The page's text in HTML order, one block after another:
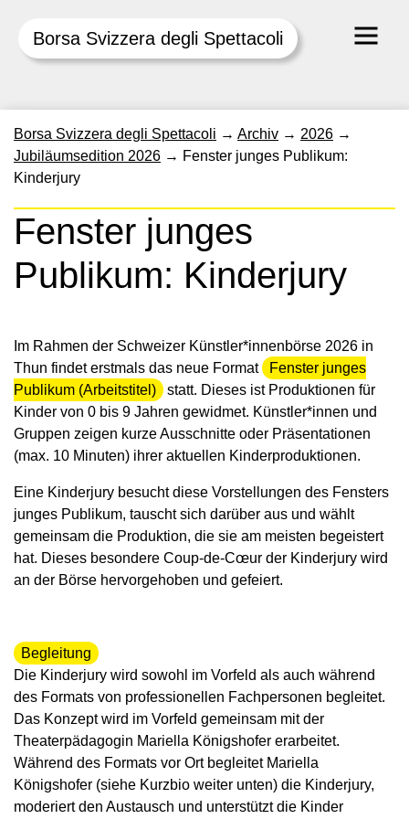
Borsa Svizzera degli Spettacoli
content
Borsa Svizzera degli Spettacoli → Archiv → 2026 →
Jubiläumsedition 2026 → Fenster junges Publikum:
Kinderjury
Fenster junges
Publikum: Kinderjury
Im Rahmen der Schweizer Künstler*innenbörse 2026 in
Thun findet erstmals das neue Format
Fenster junges
Publikum (Arbeitstitel)
statt. Dieses ist Produktionen für
Kinder von 0 bis 9 Jahren gewidmet. Künstler*innen und
Gruppen zeigen kurze Ausschnitte oder Präsentationen
(max. 10 Minuten) ihrer aktuellen Kinderproduktionen.
Eine Kinderjury besucht diese Vorstellungen des Fensters
junges Publikum, tauscht sich darüber aus und wählt
gemeinsam die Produktion, die sie am meisten begeistert
hat. Dieses besondere Coup-de-Cœur der Kinderjury wird
an der Börse hervorgehoben und gefeiert.
Begleitung
Die Kinderjury wird sowohl im Vorfeld als auch während
des Formats von professionellen Fachpersonen begleitet.
Das Konzept wird im Vorfeld gemeinsam mit der
Theaterpädagogin Mariella Königshofer erarbeitet.
Während des Formats vor Ort begleitet Mariella
Königshofer (siehe Kurzbio weiter unten) die Kinderjury,
moderiert den Austausch und unterstützt die Kinder